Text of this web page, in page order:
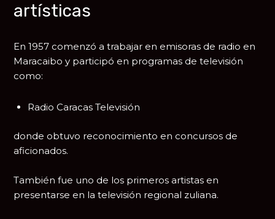
artísticas
En 1957 comenzó a trabajar en emisoras de radio en
Maracaibo y participó en programas de televisión
como:
Radio Caracas Televisión
donde obtuvo reconocimiento en concursos de
aficionados.
También fue uno de los primeros artistas en
presentarse en la televisión regional zuliana.